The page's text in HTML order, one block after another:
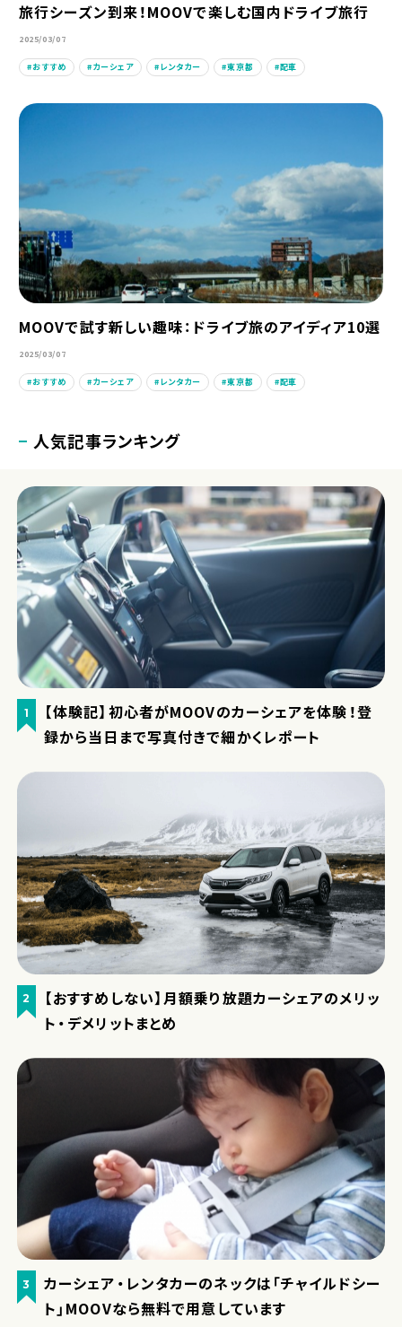
旅行シーズン到来！MOOVで楽しむ国内ドライブ旅行
2025/03/07
おすすめ カーシェア レンタカー 東京都 配車
MOOVで試す新しい趣味：ドライブ旅のアイディア10選
2025/03/07
おすすめ カーシェア レンタカー 東京都 配車
人気記事ランキング
1
【体験記】初心者がMOOVのカーシェアを体験！登
録から当日まで写真付きで細かくレポート
2
【おすすめしない】月額乗り放題カーシェアのメリッ
ト・デメリットまとめ
3
カーシェア・レンタカーのネックは「チャイルドシー
ト」MOOVなら無料で用意しています